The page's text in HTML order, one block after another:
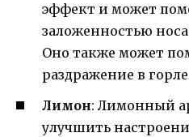
эффект и может
заложенностью
Оно также может
раздражение в
Лимон: Лимонный
улучшить